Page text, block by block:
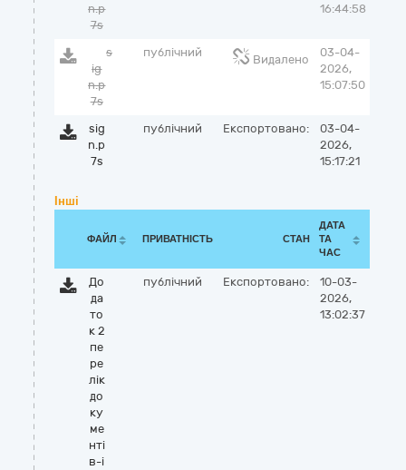
n.p
7s
16:44:58
s
ig
n.p
7s
публічний
Видалено
03-04-
2026,
15:07:50
sig
n.p
7s
публічний Експортовано:
03-04-
2026,
15:17:21
Інші
ФАЙЛ ПРИВАТНІСТЬ СТАН
ДАТА
ТА
ЧАС
До
да
то
к 2
пе
ре
лік
до
ку
ме
нті
в-і
публічний Експортовано:
10-03-
2026,
13:02:37